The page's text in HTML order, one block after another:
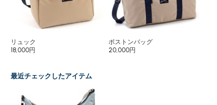
リュック
18,000円
ボストンバッグ
20,000円
最近チェックしたアイテム